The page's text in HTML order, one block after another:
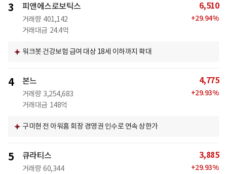
3 피앤에스로보틱스
거래량 401,142
거래대금 24.4억
6,510
+29.94%
워크봇 건강보험 급여 대상 18세 이하까지 확대
4 본느
거래량 3,254,683
거래대금 148억
4,775
+29.93%
구미현 전 아워홈 회장 경영권 인수로 연속 상한가
5 큐라티스
거래량 60,344
3,885
+29.93%